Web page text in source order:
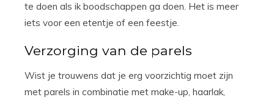
te doen als ik boodschappen ga doen. Het is meer
iets voor een etentje of een feestje.
Verzorging van de parels
Wist je trouwens dat je erg voorzichtig moet zijn
met parels in combinatie met make-up, haarlak,